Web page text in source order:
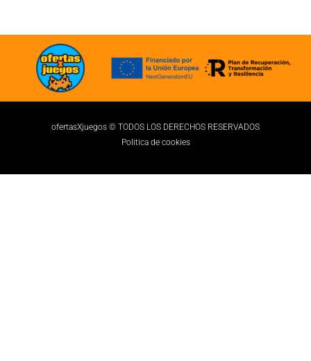
ofertasXjuegos © TODOS LOS DERECHOS RESERVADOS
Politica de cookies